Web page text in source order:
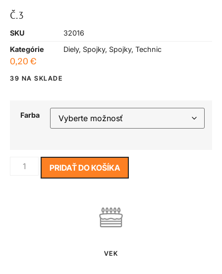
Č.3
SKU
32016
Kategórie
Diely, Spojky, Spojky, Technic
0,20 €
39 NA SKLADE
Farba
PRIDAŤ DO KOŠÍKA
VEK